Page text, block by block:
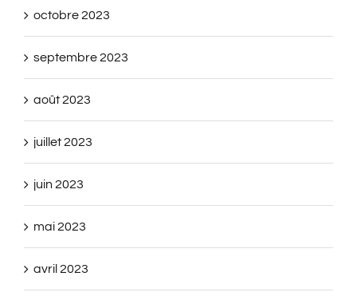
octobre 2023
septembre 2023
août 2023
juillet 2023
juin 2023
mai 2023
avril 2023